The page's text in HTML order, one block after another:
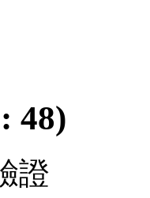
48)
證